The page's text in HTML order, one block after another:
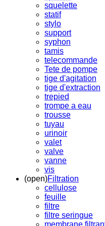
squelette
statif
stylo
support
syphon
tamis
telecommande
Tete de pompe
tige d'agitation
tige d'extraction
trepied
trompe a eau
trousse
tuyau
urinoir
valet
valve
vanne
vis
(open)Filtration
cellulose
feuille
filtre
filtre seringue
membrane